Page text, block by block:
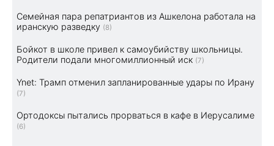
Семейная пара репатриантов из Ашкелона работала на
иранскую разведку (8)
Бойкот в школе привел к самоубийству школьницы.
Родители подали многомиллионный иск (7)
Ynet: Трамп отменил запланированные удары по Ирану
(7)
Ортодоксы пытались прорваться в кафе в Иерусалиме
(6)